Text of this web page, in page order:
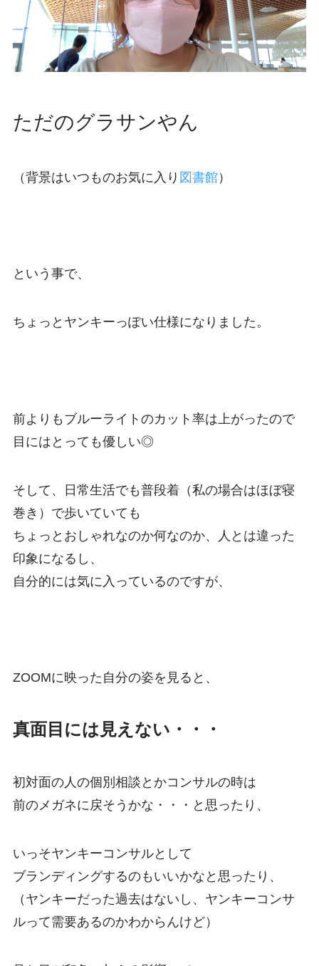
ただのグラサンやん
（背景はいつものお気に入り 図書館）
という事で、
ちょっとヤンキーっぽい仕様になりました。
前よりもブルーライトのカット率は上がったので
目にはとっても優しい◎
そして、日常生活でも普段着（私の場合はほぼ寝
巻き）で歩いていても
ちょっとおしゃれなのか何なのか、人とは違った
印象になるし、
自分的には気に入っているのですが、
ZOOMに映った自分の姿を見ると、
真面目には見えない・・・
初対面の人の個別相談とかコンサルの時は
前のメガネに戻そうかな・・・と思ったり、
いっそヤンキーコンサルとして
ブランディングするのもいいかなと思ったり、
（ヤンキーだった過去はないし、ヤンキーコンサ
ルって需要あるのかわからんけど）